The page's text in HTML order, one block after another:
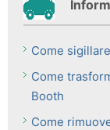
Come
Come
Booth
Come